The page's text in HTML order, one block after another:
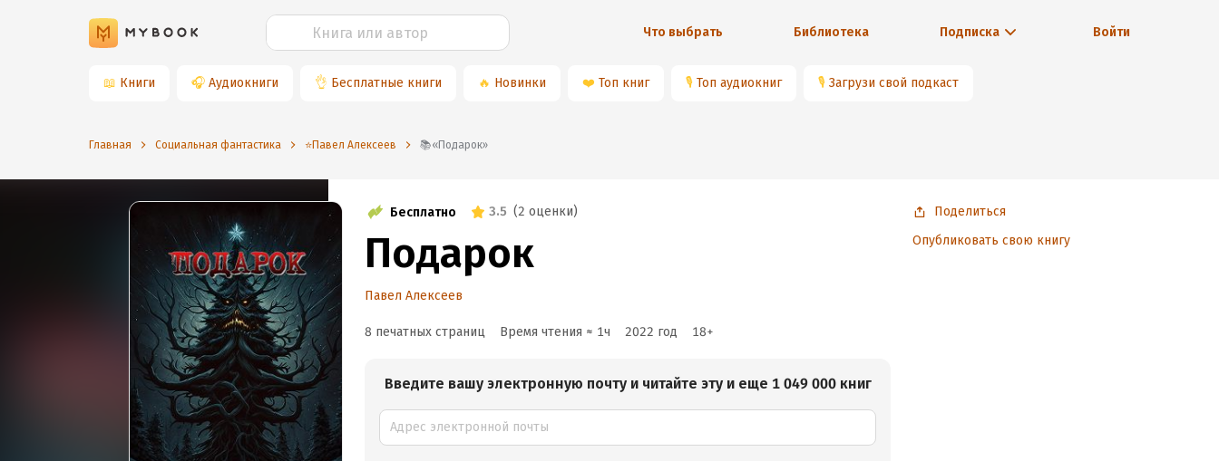
Что выбрать Библиотека Подписка Войти
📖 Книги 🎧 Аудиокниги 👌 Бесплатные книги 🔥 Новинки ❤️ Топ книг 🎙 Топ аудиокниг 🎙 Загрузи свой подкаст
Главная Социальная фантастика ⭐️Павел Алексеев 📚«Подарок»
Бесплатно 3.5 (2 оценки)
Подарок
Павел Алексеев
8 печатных страниц Время чтения ≈ 1ч 2022 год 18+
Введите вашу электронную почту и читайте эту и еще 1 049 000 книг
Поделиться
Опубликовать свою книгу